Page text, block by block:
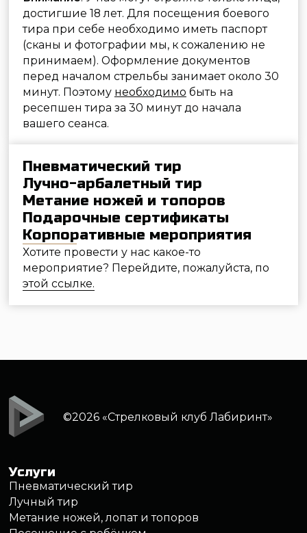
Записаться
Посещение с ребёнком
Сбор и разбор автомата Калашникова
Ремонт пневматики
Меню
Арсенал оружия
Подарочные сертификаты
Аренда тира
О клубе
Контакты
Москва, ул. Самокатная, дом 4с1
+7 (495) 646 16 45
Политика обработки персональных данных
Правила обработки файлов cookie